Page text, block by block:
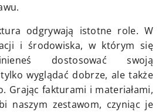
odgrywają istotne role. W
i środowiska, w którym się
dostosować swoją
wyglądać dobrze, ale także
Grając fakturami i materiałami,
naszym zestawom, czyniąc je